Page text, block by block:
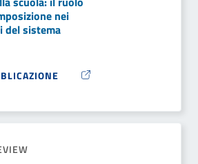
nei
del sistema